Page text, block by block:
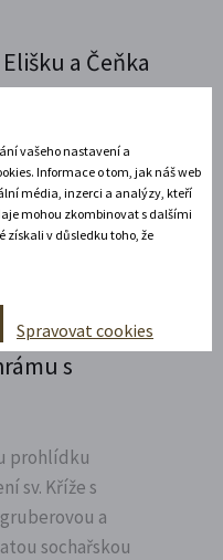
a Čeňka
závodnici,
s
prohlídku
sv. Kříže s
a
sochařskou
vašeho nastavení a
Informace o tom, jak náš web
média, inzerci a analýzy, kteří
mohou zkombinovat s dalšími
získali v důsledku toho, že
Spravovat cookies